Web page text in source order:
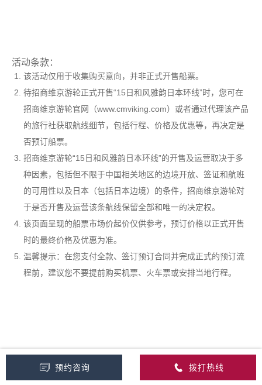
活动条款：
该活动仅用于收集购买意向，并非正式开售船票。
待招商维京游轮正式开售“15日和风雅韵日本环线”时，您可在
招商维京游轮官网（www.cmviking.com）或者通过代理该产品
的旅行社获取航线细节，包括行程、价格及优惠等，再决定是
否预订船票。
招商维京游轮“15日和风雅韵日本环线”的开售及运营取决于多
种因素，包括但不限于中国相关地区的边境开放、签证和航班
的可用性以及日本（包括日本边境）的条件，招商维京游轮对
于是否开售及运营该条航线保留全部和唯一的决定权。
该页面呈现的船票市场价起价仅供参考，预订价格以正式开售
时的最终价格及优惠为准。
温馨提示：在您支付全款、签订预订合同并完成正式的预订流
程前，建议您不要提前购买机票、火车票或安排当地行程。
预约咨询 拨打热线